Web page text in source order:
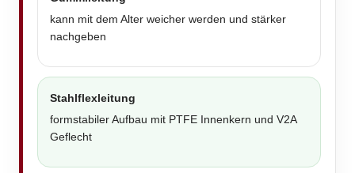
kann mit dem Alter weicher werden und stärker
nachgeben
Stahlflexleitung
formstabiler Aufbau mit PTFE Innenkern und V2A
Geflecht